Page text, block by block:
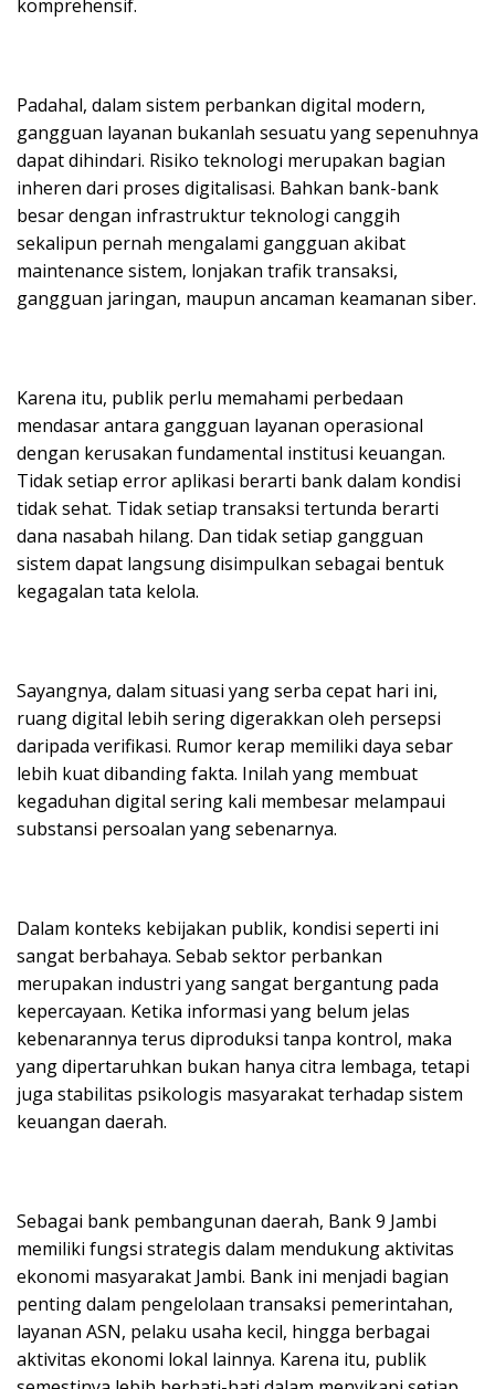
komprehensif.
Padahal, dalam sistem perbankan digital modern,
gangguan layanan bukanlah sesuatu yang sepenuhnya
dapat dihindari. Risiko teknologi merupakan bagian
inheren dari proses digitalisasi. Bahkan bank-bank
besar dengan infrastruktur teknologi canggih
sekalipun pernah mengalami gangguan akibat
maintenance sistem, lonjakan trafik transaksi,
gangguan jaringan, maupun ancaman keamanan siber.
Karena itu, publik perlu memahami perbedaan
mendasar antara gangguan layanan operasional
dengan kerusakan fundamental institusi keuangan.
Tidak setiap error aplikasi berarti bank dalam kondisi
tidak sehat. Tidak setiap transaksi tertunda berarti
dana nasabah hilang. Dan tidak setiap gangguan
sistem dapat langsung disimpulkan sebagai bentuk
kegagalan tata kelola.
Sayangnya, dalam situasi yang serba cepat hari ini,
ruang digital lebih sering digerakkan oleh persepsi
daripada verifikasi. Rumor kerap memiliki daya sebar
lebih kuat dibanding fakta. Inilah yang membuat
kegaduhan digital sering kali membesar melampaui
substansi persoalan yang sebenarnya.
Dalam konteks kebijakan publik, kondisi seperti ini
sangat berbahaya. Sebab sektor perbankan
merupakan industri yang sangat bergantung pada
kepercayaan. Ketika informasi yang belum jelas
kebenarannya terus diproduksi tanpa kontrol, maka
yang dipertaruhkan bukan hanya citra lembaga, tetapi
juga stabilitas psikologis masyarakat terhadap sistem
keuangan daerah.
Sebagai bank pembangunan daerah, Bank 9 Jambi
memiliki fungsi strategis dalam mendukung aktivitas
ekonomi masyarakat Jambi. Bank ini menjadi bagian
penting dalam pengelolaan transaksi pemerintahan,
layanan ASN, pelaku usaha kecil, hingga berbagai
aktivitas ekonomi lokal lainnya. Karena itu, publik